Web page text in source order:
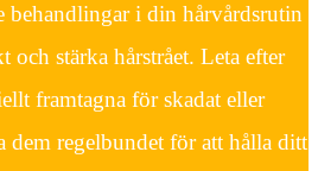
i din hårvårdsrutin
stärka hårstrået. Leta efter
framtagna för skadat eller
dem regelbundet för att hålla ditt